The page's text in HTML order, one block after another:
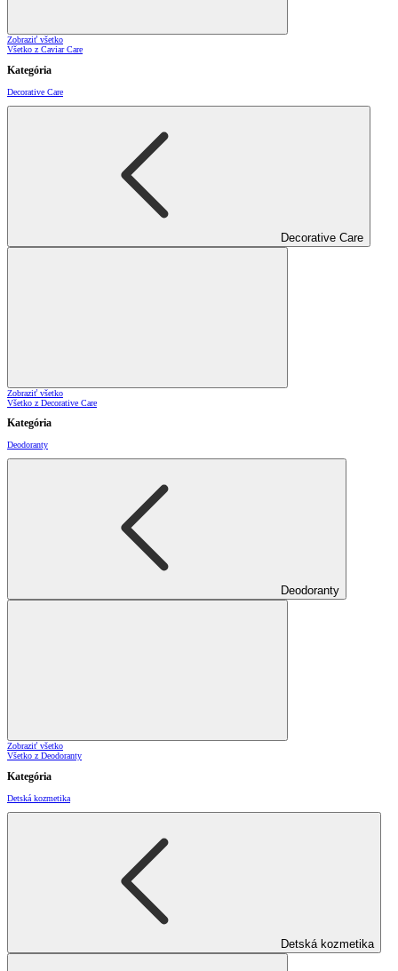
Zobraziť všetko
Všetko z Caviar Care
Kategória
Decorative Care
Decorative Care
Zobraziť všetko
Všetko z Decorative Care
Kategória
Deodoranty
Deodoranty
Zobraziť všetko
Všetko z Deodoranty
Kategória
Detská kozmetika
Detská kozmetika